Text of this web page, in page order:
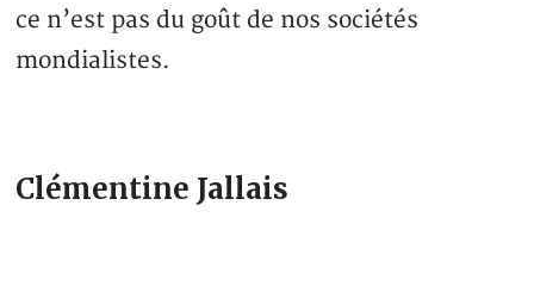
ce n’est pas du goût de nos sociétés
mondialistes.
Clémentine Jallais